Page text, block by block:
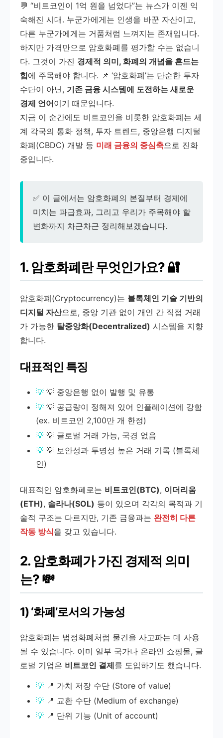
💬 “비트코인이 1억 원을 넘었다”는 뉴스가 이젠 익
숙해진 시대. 누군가에게는 인생을 바꾼 자산이고,
다른 누군가에게는 거품처럼 느껴지는 존재입니다.
하지만 가격만으로 암호화폐를 평가할 수는 없습니
다. 그것이 가진 경제적 의미, 화폐의 개념을 흔드는
힘에 주목해야 합니다. 📌 ‘암호화폐’는 단순한 투자
수단이 아닌, 기존 금융 시스템에 도전하는 새로운
경제 언어이기 때문입니다.
지금 이 순간에도 비트코인을 비롯한 암호화폐는 세
계 각국의 통화 정책, 투자 트렌드, 중앙은행 디지털
화폐(CBDC) 개발 등 미래 금융의 중심축으로 진화
중입니다.
✅ 이 글에서는 암호화폐의 본질부터 경제에
미치는 파급효과, 그리고 우리가 주목해야 할
변화까지 차근차근 정리해보겠습니다.
1. 암호화폐란 무엇인가요? 🔐
암호화폐(Cryptocurrency)는 블록체인 기술 기반의
디지털 자산으로, 중앙 기관 없이 개인 간 직접 거래
가 가능한 탈중앙화(Decentralized) 시스템을 지향
합니다.
대표적인 특징
💡 중앙은행 없이 발행 및 유통
💡 공급량이 정해져 있어 인플레이션에 강함
(ex. 비트코인 2,100만 개 한정)
💡 글로벌 거래 가능, 국경 없음
💡 보안성과 투명성 높은 거래 기록 (블록체
인)
대표적인 암호화폐로는 비트코인(BTC), 이더리움
(ETH), 솔라나(SOL) 등이 있으며 각각의 목적과 기
술적 구조는 다르지만, 기존 금융과는 완전히 다른
작동 방식을 갖고 있습니다.
2. 암호화폐가 가진 경제적 의미
는? 💸
1) ‘화폐’로서의 가능성
암호화폐는 법정화폐처럼 물건을 사고파는 데 사용
될 수 있습니다. 이미 일부 국가나 온라인 쇼핑몰, 글
로벌 기업은 비트코인 결제를 도입하기도 했습니다.
📍 가치 저장 수단 (Store of value)
📍 교환 수단 (Medium of exchange)
📍 단위 기능 (Unit of account)